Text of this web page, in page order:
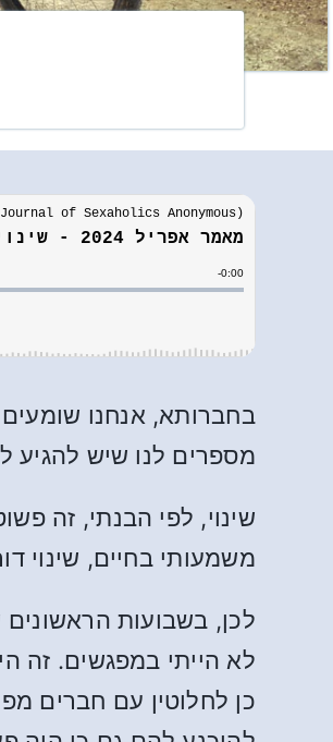
בחברותא, אנחנו
מספרים לנו שיש להגיע
שינוי, לפי הבנתי, זה
משמעותי בחיים, שינוי
לכן, בשבועות
לא הייתי במפגשים. זה
כן לחלוטין עם חברים